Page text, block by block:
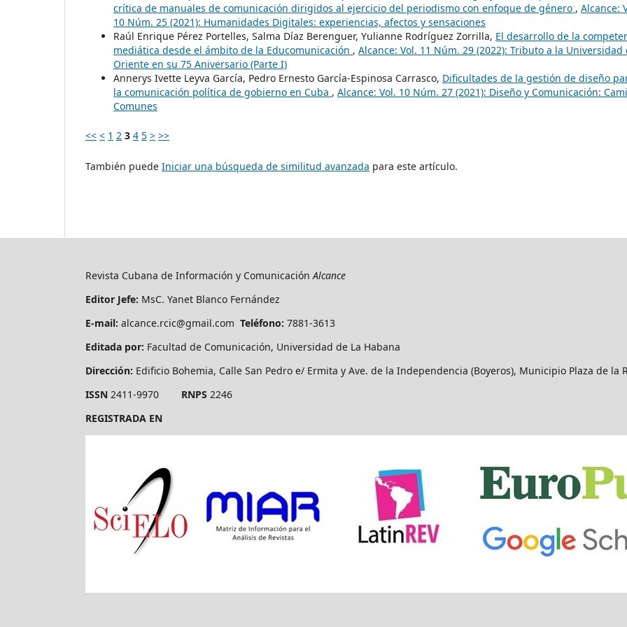
crítica de manuales de comunicación dirigidos al ejercicio del periodismo con enfoque de género , Alcance:
10 Núm. 25 (2021): Humanidades Digitales: experiencias, afectos y sensaciones
Raúl Enrique Pérez Portelles, Salma Díaz Berenguer, Yulianne Rodríguez Zorrilla, El desarrollo de la
mediática desde el ámbito de la Educomunicación , Alcance: Vol. 11 Núm. 29 (2022): Tributo a la Universidad
Oriente en su 75 Aniversario (Parte I)
Annerys Ivette Leyva García, Pedro Ernesto García-Espinosa Carrasco, Dificultades de la gestión de diseño
la comunicación política de gobierno en Cuba , Alcance: Vol. 10 Núm. 27 (2021): Diseño y Comunicación:
Comunes
<< < 1 2 3 4 5 > >>
También puede Iniciar una búsqueda de similitud avanzada para este artículo.
Revista Cubana de Información y ComunicaciónAlcance
Editor Jefe: MsC. Yanet Blanco Fernández
E-mail: alcance.rcic@gmail.com Teléfono: 7881-3613
Editada por: Facultad de Comunicación, Universidad de La Habana
Dirección: Edificio Bohemia, Calle San Pedro e/ Ermita y Ave. de la Independencia (Boyeros), Municipio Plaza de la
ISSN 2411-9970 RNPS 2246
REGISTRADA EN